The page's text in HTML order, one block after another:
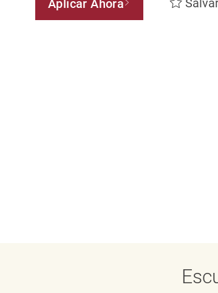
Aplicar Ahora